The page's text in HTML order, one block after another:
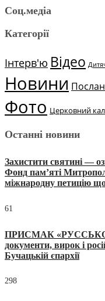
Соц.медіа
Категорії
Інтерв'ю Відео
Новини
Фото Церковний
Останні новини
Захистити святині —
Фонд пам’яті
міжнародну петицію
61
ПРИСМАК
документи, вирок і
Бучацькій єпархії
298